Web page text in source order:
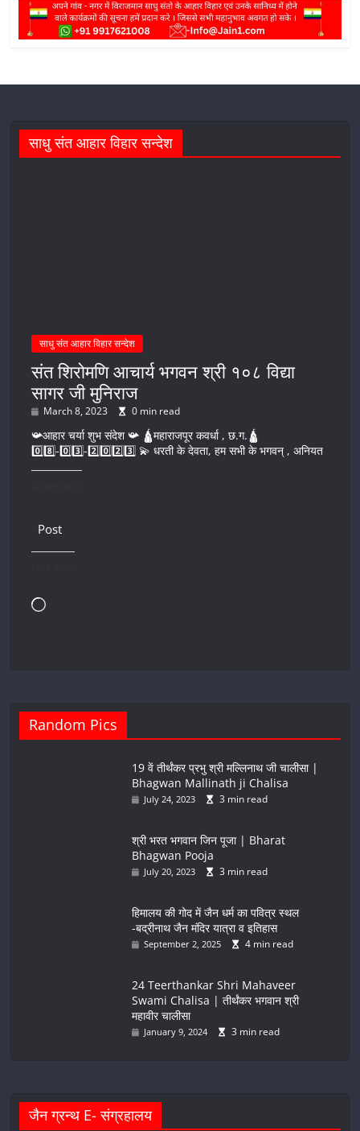
साधु संत आहार विहार सन्देश
साधु संत आहार विहार सन्देश
संत शिरोमणि आचार्य भगवन श्री १०८ विद्या
सागर जी मुनिराज
March 8, 2023 0 min read
📯आहार चर्या शुभ संदेश 📯 🛕महाराजपूर कवर्धा , छ.ग.🛕
0️⃣8️⃣-0️⃣3️⃣-2️⃣0️⃣2️⃣3️⃣ 💫 धरती के देवता, हम सभी के भगवन् , अनियत
Post
Loading…
Random Pics
19 वें तीर्थंकर प्रभु श्री मल्लिनाथ जी चालीसा |
Bhagwan Mallinath ji Chalisa
July 24, 2023 3 min read
श्री भरत भगवान जिन पूजा | Bharat
Bhagwan Pooja
July 20, 2023 3 min read
हिमालय की गोद में जैन धर्म का पवित्र स्थल
-बद्रीनाथ जैन मंदिर यात्रा व इतिहास
September 2, 2025 4 min read
24 Teerthankar Shri Mahaveer
Swami Chalisa | तीर्थंकर भगवान श्री
महावीर चालीसा
January 9, 2024 3 min read
जैन ग्रन्थ E- संग्रहालय